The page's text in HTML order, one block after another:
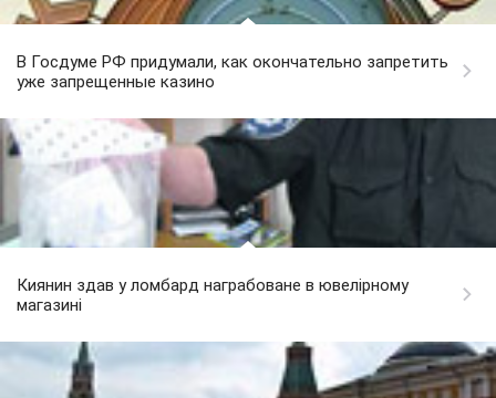
В Госдуме РФ придумали, как окончательно запретить
уже запрещенные казино
Киянин здав у ломбард награбоване в ювелірному
магазині